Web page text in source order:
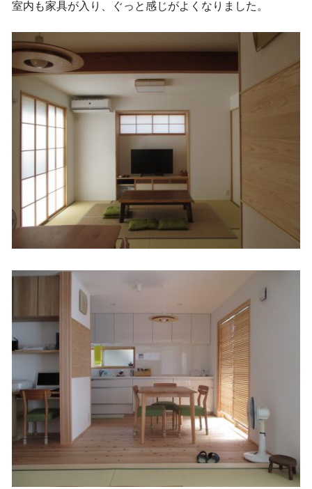
室内も家具が入り、ぐっと感じがよくなりました。